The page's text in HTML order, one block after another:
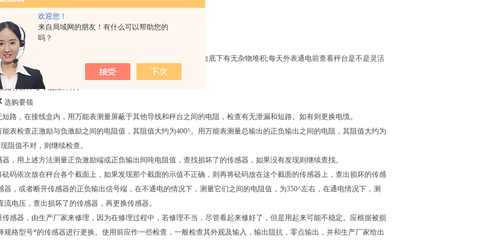
欢迎您！
来自局域网的朋友！有什么可以帮助您的
吗？
磅秤应定时进行检定作业，确保其精度。
子地磅的限位装置以确保衡器的精度。
秤的边际与基坑或秤体与引坡间有无杂物嵌入;半年摆布查看秤台底下有无杂物堆积;每天外表通电前查看秤台是不是灵活
如有条件每年油漆秤体。
选购要领
短路，在接线盒内，用万能表测量屏蔽于其他导线和秤台之间的电阻，检查有无泄漏和短路。如有则更换电缆。
能表检查正激励与负激励之间的电阻值，其阻值大约为400^。用万能表测量总输出的正负输出之间的电阻，其阻值大约为
阻值不对，则继续检查。
器，用上述方法测量正负激励端或正负输出间吨电阻值，查找损坏了的传感器，如果没有发现则继续查找。
砝码依次放在秤台各个截面上，如果发现那个截面的示值不正确，则再将砝码放在这个截面的传感器上，查出损坏的传感
器，或者断开传感器的正负输出信号端，在不通电的情况下，测量它们之间的电阻值，为350^左右，在通电情况下，测
流电压，查出损坏了的传感器，再更换传感器。
传感器，由生产厂家来修理，因为在修理过程中，若修理不当，尽管看起来修好了，但是用起来可能不稳定。应根据被损
规格型号*的传感器进行更换。使用前应作一些检查，一般检查其外观及输入，输出阻抗，零点输出，并和生产厂家给出